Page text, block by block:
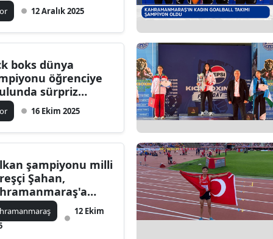
Çanakkale
Çankırı
Diyarbakır
12 Aralık 2025
boks dünya
öğrenciye
sürpriz
16 Ekim 2025
şampiyonu milli
Şahan,
12 Ekim